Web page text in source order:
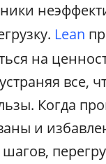
Lean
на
все,
Когда
и